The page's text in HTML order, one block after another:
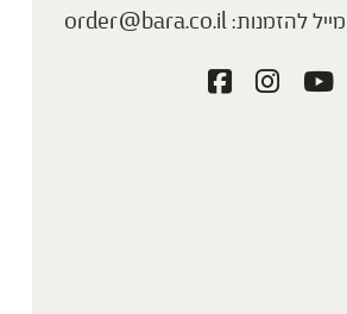
מייל להזמנות:order@bara.co.il